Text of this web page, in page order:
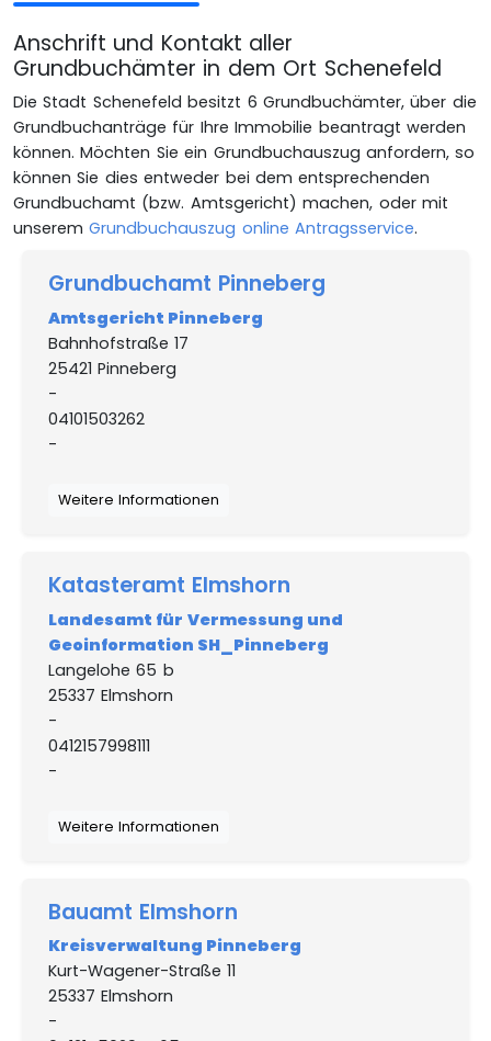
Anschrift und Kontakt aller
Grundbuchämter in dem Ort Schenefeld
Die Stadt Schenefeld besitzt 6 Grundbuchämter, über die
Grundbuchanträge für Ihre Immobilie beantragt werden
können. Möchten Sie ein Grundbuchauszug anfordern, so
können Sie dies entweder bei dem entsprechenden
Grundbuchamt (bzw. Amtsgericht) machen, oder mit
unseremGrundbuchauszug online Antragsservice.
Grundbuchamt Pinneberg
Amtsgericht Pinneberg
Bahnhofstraße 17
25421 Pinneberg
-
04101503262
-
Weitere Informationen
Katasteramt Elmshorn
Landesamt für Vermessung und
Geoinformation SH_Pinneberg
Langelohe 65 b
25337 Elmshorn
-
0412157998111
-
Weitere Informationen
Bauamt Elmshorn
Kreisverwaltung Pinneberg
Kurt-Wagener-Straße 11
25337 Elmshorn
-